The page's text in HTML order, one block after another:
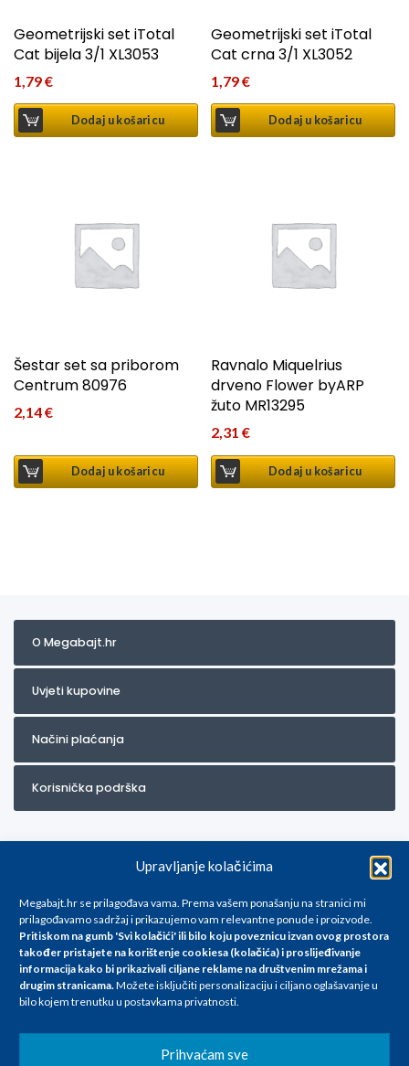
Upravljanje kolačićima
Megabajt.hr se prilagođava vama. Prema vašem ponašanju na stranici mi
prilagođavamo sadržaj i prikazujemo vam relevantne ponude i proizvode.
Pritiskom na gumb 'Svi kolačići' ili bilo koju poveznicu izvan ovog prostora
također pristajete na korištenje cookiesa (kolačića) i proslijeđivanje
informacija kako bi prikazivali ciljane reklame na društvenim mrežama i
drugim stranicama.Možete isključiti personalizaciju i ciljano oglašavanje u
bilo kojem trenutku u postavkama privatnosti.
Prihvaćam sve
Geometrijski set iTotal
Cat bijela 3/1 XL3053
1,79€
Dodaj u košaricu
Geometrijski set iTotal
Cat crna 3/1 XL3052
1,79€
Dodaj u košaricu
Šestar set sa priborom
Centrum 80976
2,14€
Dodaj u košaricu
Ravnalo Miquelrius
drveno Flower byARP
žuto MR13295
2,31€
Dodaj u košaricu
O Megabajt.hr
Uvjeti kupovine
Načini plaćanja
Korisnička podrška
Za artikle kojih trenutno nema u ponudi obratite nam se na
info@megabajt.hr. Sve cijene su informativnog karaktera i podložne su
promjenama, a
iskazane su za avansno plaćanje(gotovina) u Eurima i uključuju PDV. Sve
se razlikovati od cijena u našim poslovnicama. Trudimo se dati što bolji
i točniji opis i sliku. Unatoč tome, ne možemo garantirati da su svi